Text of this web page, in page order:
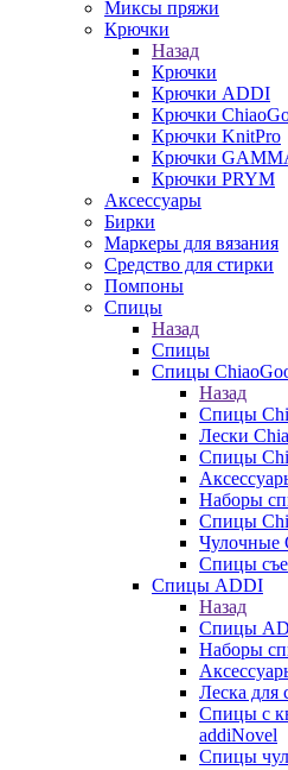
Миксы пряжи
Крючки
Назад
Крючки
Крючки ADDI
Крючки
Крючки KnitPro
Крючки
Крючки PRYM
Аксессуары
Бирки
Маркеры для вязания
Средство для стирки
Помпоны
Спицы
Назад
Спицы
Спицы
Назад
Спицы
Лески
Cпицы
Наборы
Спицы
Чулочные
Спицы
Спицы ADDI
Назад
Спицы
Наборы
Леска для
Спицы с
addiNovel
Спицы